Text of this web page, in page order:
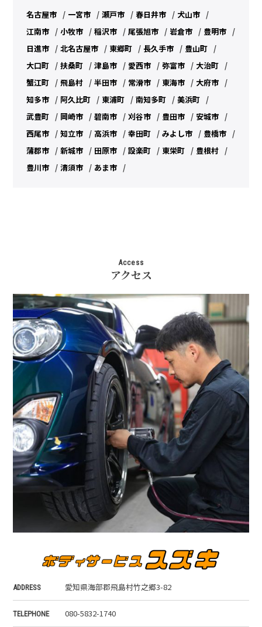
名古屋市 一宮市 瀬戸市 春日井市
犬山市
江南市
小牧市 稲沢市 尾張旭市 岩倉市
豊明市
日進市
北名古屋市 東郷町 長久手市
豊山町
大口町
扶桑町 津島市 愛西市 弥富市
大治町
蟹江町
飛島村 半田市 常滑市 東海市
大府市
知多市
阿久比町 東浦町 南知多町
美浜町
武豊町
岡崎市 碧南市 刈谷市 豊田市
安城市
西尾市
知立市 高浜市 幸田町 みよし市
豊橋市
蒲郡市
新城市 田原市 設楽町 東栄町
豊根村
豊川市
清須市 あま市
Access
アクセス
ADDRESS 愛知県海部郡飛島村竹之郷3-82
TELEPHONE 080-5832-1740